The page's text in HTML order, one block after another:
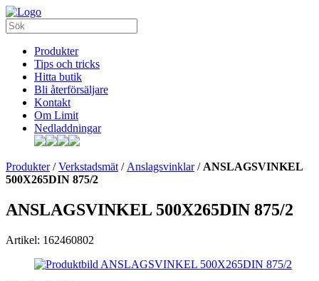
Produkter
Tips och tricks
Hitta butik
Bli återförsäljare
Kontakt
Om Limit
Nedladdningar
Produkter/Verkstadsmät / Anslagsvinklar/ ANSLAGSVINKEL
500X265DIN 875/2
ANSLAGSVINKEL 500X265DIN 875/2
Artikel: 162460802